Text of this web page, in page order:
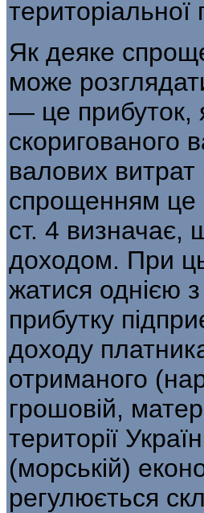
територіальної
Як деяке
може
— це при­буток,
скоригованого
валових
спрощенням це
ст. 4 визначає,
доходом. При
жатися однією
прибутку
доходу
отриманого
грошовій,
території
(мор­ській)
регулюється